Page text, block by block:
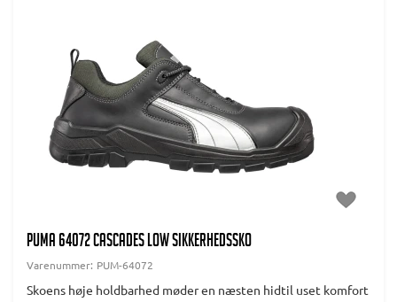
PUMA 64072 CASCADES LOW SIKKERHEDSSKO
Varenummer: PUM-64072
Skoens høje holdbarhed møder en næsten hidtil uset komfort